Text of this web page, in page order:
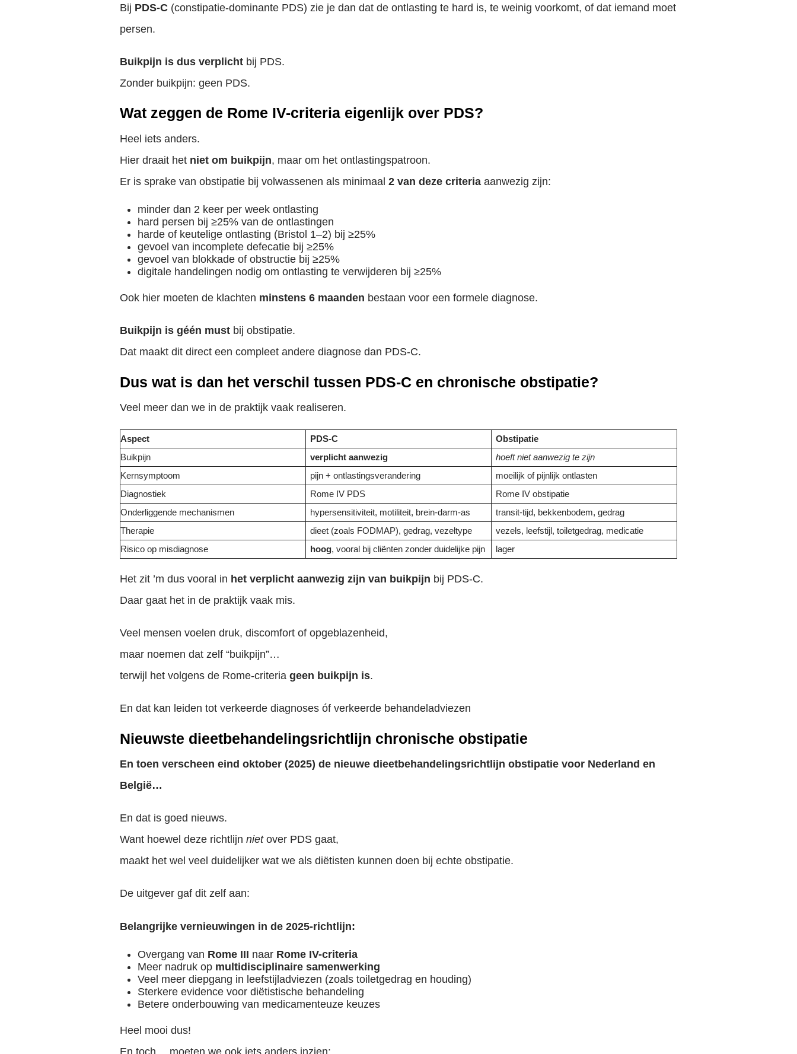
Bij PDS-C (constipatie-dominante PDS) zie je dan dat de ontlasting te hard is, te weinig voorkomt, of dat iemand moet
persen.
Buikpijn is dus verplicht bij PDS.
Zonder buikpijn: geen PDS.
Wat zeggen de Rome IV-criteria eigenlijk over PDS?
Heel iets anders.
Hier draait het niet om buikpijn, maar om het ontlastingspatroon.
Er is sprake van obstipatie bij volwassenen als minimaal 2 van deze criteria aanwezig zijn:
minder dan 2 keer per week ontlasting
hard persen bij ≥25% van de ontlastingen
harde of keutelige ontlasting (Bristol 1–2) bij ≥25%
gevoel van incomplete defecatie bij ≥25%
gevoel van blokkade of obstructie bij ≥25%
digitale handelingen nodig om ontlasting te verwijderen bij ≥25%
Ook hier moeten de klachten minstens 6 maanden bestaan voor een formele diagnose.
Buikpijn is géén must bij obstipatie.
Dat maakt dit direct een compleet andere diagnose dan PDS-C.
Dus wat is dan het verschil tussen PDS-C en chronische obstipatie?
Veel meer dan we in de praktijk vaak realiseren.
Aspect PDS-C
Obstipatie
Buikpijn
verplicht aanwezig
hoeft niet aanwezig te zijn
Kernsymptoom
pijn + ontlastingsverandering
moeilijk of pijnlijk ontlasten
Diagnostiek
Rome IV PDS
Rome IV obstipatie
Onderliggende mechanismen
hypersensitiviteit, motiliteit, brein-darm-as
transit-tijd, bekkenbodem, gedrag
Therapie
dieet (zoals FODMAP), gedrag, vezeltype
vezels, leefstijl, toiletgedrag, medicatie
Risico op misdiagnose
hoog, vooral bij cliënten zonder duidelijke pijn lager
Het zit ’m dus vooral in het verplicht aanwezig zijn van buikpijn bij PDS-C.
Daar gaat het in de praktijk vaak mis.
Veel mensen voelen druk, discomfort of opgeblazenheid,
maar noemen dat zelf “buikpijn”…
terwijl het volgens de Rome-criteria geen buikpijn is.
En dat kan leiden tot verkeerde diagnoses óf verkeerde behandeladviezen
Nieuwste dieetbehandelingsrichtlijn chronische obstipatie
En toen verscheen eind oktober (2025) de nieuwe dieetbehandelingsrichtlijn obstipatie voor Nederland en
België…
En dat is goed nieuws.
Want hoewel deze richtlijn nietover PDS gaat,
maakt het wel veel duidelijker wat we als diëtisten kunnen doen bij echte obstipatie.
De uitgever gaf dit zelf aan:
Belangrijke vernieuwingen in de 2025-richtlijn:
Overgang van Rome III naar Rome IV-criteria
Meer nadruk op multidisciplinaire samenwerking
Veel meer diepgang in leefstijladviezen (zoals toiletgedrag en houding)
Sterkere evidence voor diëtistische behandeling
Betere onderbouwing van medicamenteuze keuzes
Heel mooi dus!
En toch… moeten we ook iets anders inzien: